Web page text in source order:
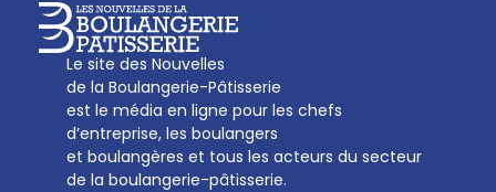
Le site des Nouvelles
de la Boulangerie-Pâtisserie
est le média en ligne pour les chefs
d’entreprise, les boulangers
et boulangères et tous les acteurs du secteur
de la boulangerie-pâtisserie.